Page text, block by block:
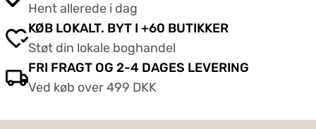
Hent allerede i dag
KØB LOKALT. BYT I +60 BUTIKKER
Støt din lokale boghandel
FRI FRAGT OG 2-4 DAGES LEVERING
Ved køb over 499 DKK